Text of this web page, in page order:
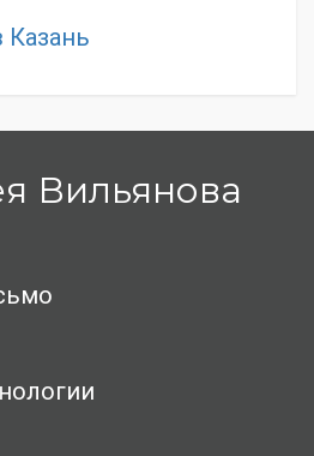
Казань
Вильянова